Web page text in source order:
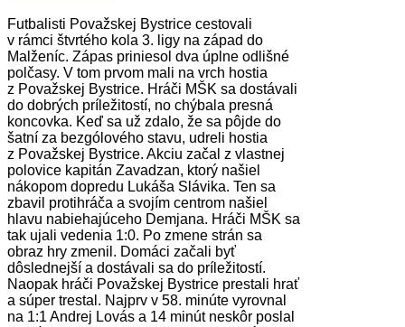
Futbalisti Považskej Bystrice cestovali
v rámci štvrtého kola 3. ligy na západ do
Malženíc. Zápas priniesol dva úplne odlišné
polčasy. V tom prvom mali na vrch hostia
z Považskej Bystrice. Hráči MŠK sa dostávali
do dobrých príležitostí, no chýbala presná
koncovka. Keď sa už zdalo, že sa pôjde do
šatní za bezgólového stavu, udreli hostia
z Považskej Bystrice. Akciu začal z vlastnej
polovice kapitán Zavadzan, ktorý našiel
nákopom dopredu Lukáša Slávika. Ten sa
zbavil protihráča a svojím centrom našiel
hlavu nabiehajúceho Demjana. Hráči MŠK sa
tak ujali vedenia 1:0. Po zmene strán sa
obraz hry zmenil. Domáci začali byť
dôslednejší a dostávali sa do príležitostí.
Naopak hráči Považskej Bystrice prestali hrať
a súper trestal. Najprv v 58. minúte vyrovnal
na 1:1 Andrej Lovás a 14 minút neskôr poslal